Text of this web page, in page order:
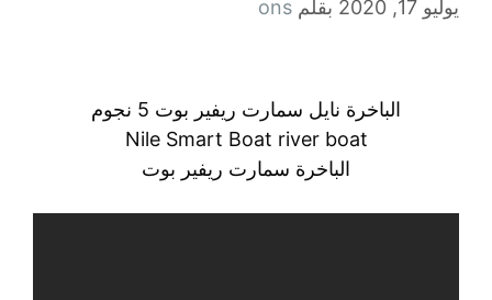
يوليو 17, 2020 بقلم ons
الباخرة نايل سمارت ريفير بوت 5 نجوم
Nile Smart Boat river boat
الباخرة سمارت ريفير بوت